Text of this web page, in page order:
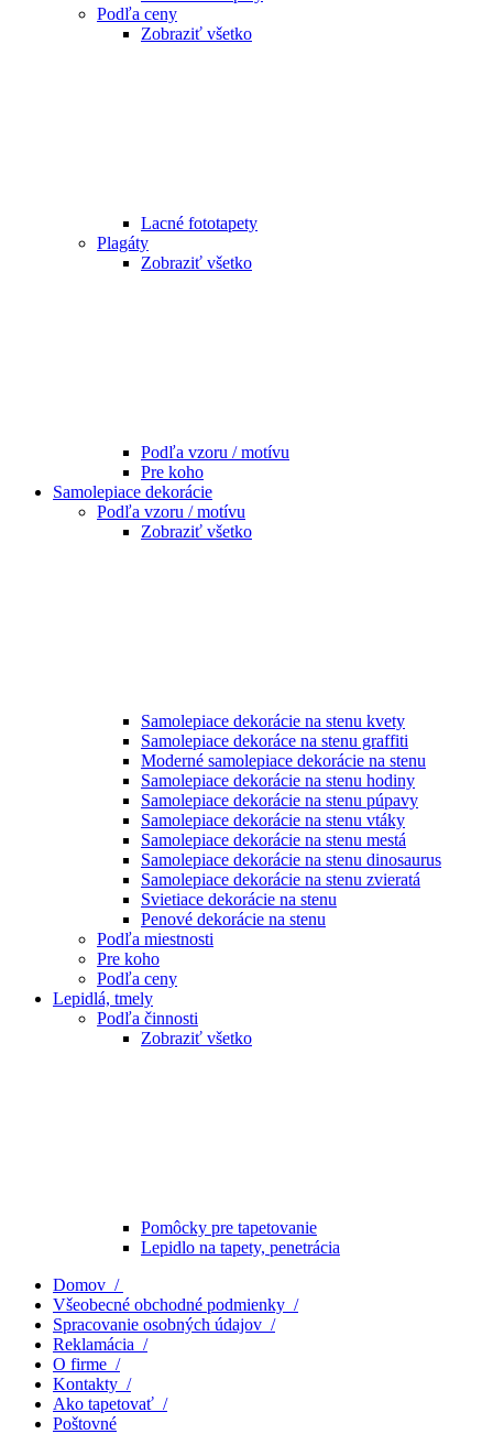
Podľa ceny
Zobraziť všetko
Lacné fototapety
Plagáty
Zobraziť všetko
Podľa vzoru / motívu
Pre koho
Samolepiace dekorácie
Podľa vzoru / motívu
Zobraziť všetko
Samolepiace dekorácie na stenu kvety
Samolepiace dekoráce na stenu graffiti
Moderné samolepiace dekorácie na stenu
Samolepiace dekorácie na stenu hodiny
Samolepiace dekorácie na stenu púpavy
Samolepiace dekorácie na stenu vtáky
Samolepiace dekorácie na stenu mestá
Samolepiace dekorácie na stenu dinosaurus
Samolepiace dekorácie na stenu zvieratá
Svietiace dekorácie na stenu
Penové dekorácie na stenu
Podľa miestnosti
Pre koho
Podľa ceny
Lepidlá, tmely
Podľa činnosti
Zobraziť všetko
Pomôcky pre tapetovanie
Lepidlo na tapety, penetrácia
Domov /
Všeobecné obchodné podmienky /
Spracovanie osobných údajov /
Reklamácia /
O firme /
Kontakty /
Ako tapetovať /
Poštovné